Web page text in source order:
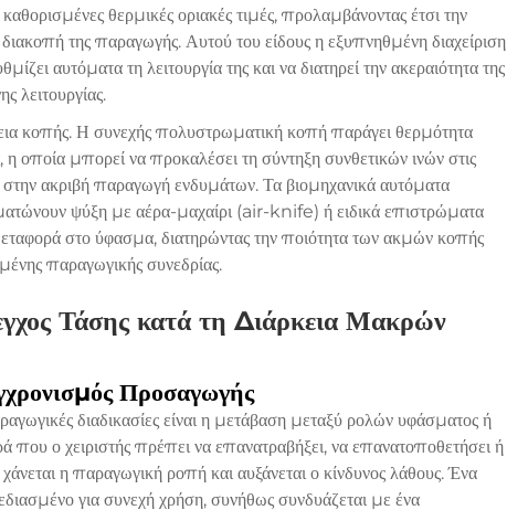
θερμικές οριακές τιμές, προλαμβάνοντας έτσι την
της παραγωγής. Αυτού του είδους η εξυπνηθμένη διαχείριση
αυτόματα τη λειτουργία της και να διατηρεί την ακεραιότητα της
λειτουργίας.
κοπής. Η συνεχής πολυστρωματική κοπή παράγει θερμότητα
η οποία μπορεί να προκαλέσει τη σύντηξη συνθετικών ινών στις
ακριβή παραγωγή ενδυμάτων. Τα βιομηχανικά αυτόματα
ψύξη με αέρα-μαχαίρι (air-knife) ή ειδικά επιστρώματα
στο ύφασμα, διατηρώντας την ποιότητα των ακμών κοπής
παραγωγικής συνεδρίας.
Τάσης κατά τη Διάρκεια Μακρών
Προσαγωγής
διαδικασίες είναι η μετάβαση μεταξύ ρολών υφάσματος ή
ο χειριστής πρέπει να επανατραβήξει, να επανατοποθετήσει ή
η παραγωγική ροπή και αυξάνεται ο κίνδυνος λάθους. Ένα
για συνεχή χρήση, συνήθως συνδυάζεται με ένα